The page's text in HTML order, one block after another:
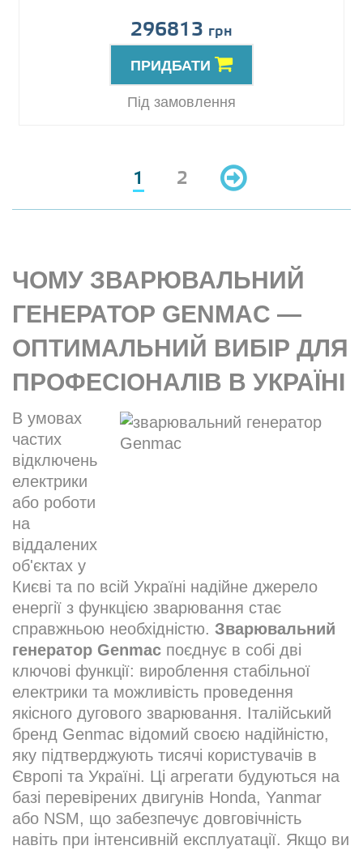
296813 грн
ПРИДБАТИ
Під замовлення
1 2
ЧОМУ ЗВАРЮВАЛЬНИЙ
ГЕНЕРАТОР GENMAC —
ОПТИМАЛЬНИЙ ВИБІР ДЛЯ
ПРОФЕСІОНАЛІВ В УКРАЇНІ
В умовах
частих
відключень
електрики
або роботи
на
віддалених
об'єктах у
Києві та по всій Україні надійне джерело
енергії з функцією зварювання стає
справжньою необхідністю. Зварювальний
генератор Genmac поєднує в собі дві
ключові функції: вироблення стабільної
електрики та можливість проведення
якісного дугового зварювання. Італійський
бренд Genmac відомий своєю надійністю,
яку підтверджують тисячі користувачів в
Європі та Україні. Ці агрегати будуються на
базі перевірених двигунів Honda, Yanmar
або NSM, що забезпечує довговічність
навіть при інтенсивній експлуатації. Якщо ви